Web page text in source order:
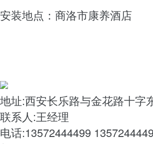
安装地点：商洛市康养酒店
地址:西安长乐路与金花路十字
联系人:王经理
电话:13572444499